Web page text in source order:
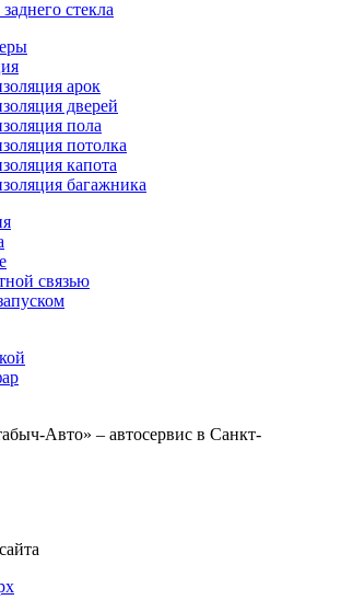
стекла
арок
дверей
пола
потолка
капота
багажника
связью
Авто» – автосервис в Санкт-
сайта